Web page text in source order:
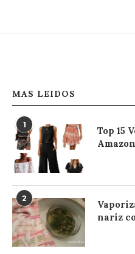
MAS LEIDOS
1
Top 15
Amazon
2
nariz